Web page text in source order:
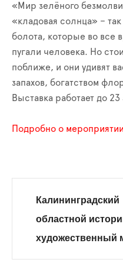
«Мир зелёного
«кладовая солнца» –
болота, которые во все
пугали человека. Но
поближе, и они удивят
запахов, богатством
Выставка работает до
Подробно о мероприятии
Калининградский
областной
художественный